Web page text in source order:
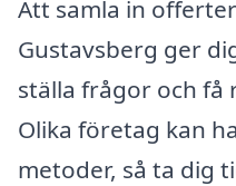
Att samla in
Gustavsberg ger
ställa frågor och få
Olika företag kan
metoder, så ta dig